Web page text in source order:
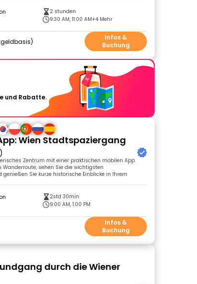
2 stunden
9:30 AM, 11:00 AM+4 Mehr
Infos &
Buchung
und Rabatte.
Wien Stadtspaziergang
Zentrum mit einer praktischen mobilen App.
Wanderroute, sehen Sie die wichtigsten
genießen Sie kurze historische Einblicke in Ihrem
2std 30min
9:00 AM, 1:00 PM
Infos &
Buchung
durch die Wiener